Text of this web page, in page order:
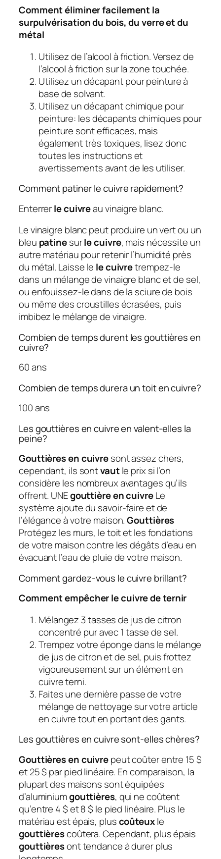
Comment éliminer facilement la
surpulvérisation du bois, du verre et du
métal
Utilisez de l’alcool à friction. Versez de
l’alcool à friction sur la zone touchée.
Utilisez un décapant pour peinture à
base de solvant.
Utilisez un décapant chimique pour
peinture: les décapants chimiques pour
peinture sont efficaces, mais
également très toxiques, lisez donc
toutes les instructions et
avertissements avant de les utiliser.
Comment patiner le cuivre rapidement?
Enterrerle cuivreau vinaigre blanc.
Le vinaigre blanc peut produire un vert ou un
bleu patinesurle cuivre, mais nécessite un
autre matériau pour retenir l’humidité près
du métal. Laisse le le cuivretrempez-le
dans un mélange de vinaigre blanc et de sel,
ou enfouissez-le dans de la sciure de bois
ou même des croustilles écrasées, puis
imbibez le mélange de vinaigre.
Combien de temps durent les gouttières en
cuivre?
60 ans
Combien de temps durera un toit en cuivre?
100 ans
Les gouttières en cuivre en valent-elles la
peine?
Gouttières en cuivresont assez chers,
cependant, ils sontvautle prix si l’on
considère les nombreux avantages qu’ils
offrent. UNEgouttière en cuivreLe
système ajoute du savoir-faire et de
l’élégance à votre maison.Gouttières
Protégez les murs, le toit et les fondations
de votre maison contre les dégâts d’eau en
évacuant l’eau de pluie de votre maison.
Comment gardez-vous le cuivre brillant?
Comment empêcher le cuivre de ternir
Mélangez 3 tasses de jus de citron
concentré pur avec 1 tasse de sel.
Trempez votre éponge dans le mélange
de jus de citron et de sel, puis frottez
vigoureusement sur un élément en
cuivre terni.
Faites une dernière passe de votre
mélange de nettoyage sur votre article
en cuivre tout en portant des gants.
Les gouttières en cuivre sont-elles chères?
Gouttières en cuivrepeut coûter entre 15 $
et 25 $ par pied linéaire. En comparaison, la
plupart des maisons sont équipées
d’aluminiumgouttières, qui ne coûtent
qu’entre 4 $ et 8 $ le pied linéaire. Plus le
matériau est épais, pluscoûteuxle
gouttièrescoûtera. Cependant, plus épais
gouttièresont tendance à durer plus